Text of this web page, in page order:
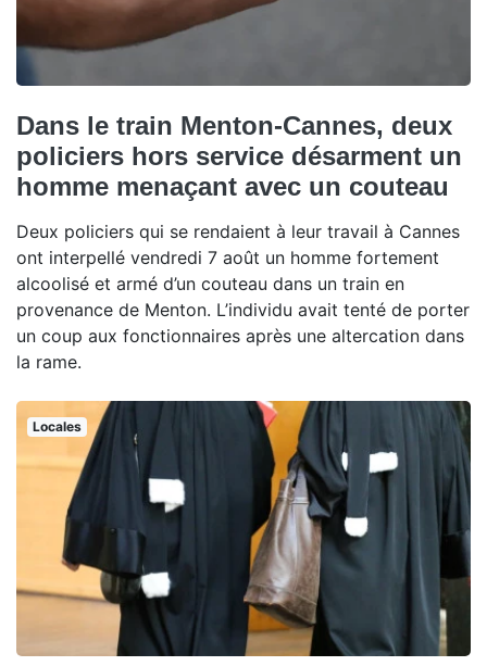
Dans le train Menton-Cannes, deux
policiers hors service désarment un
homme menaçant avec un couteau
Deux policiers qui se rendaient à leur travail à Cannes
ont interpellé vendredi 7 août un homme fortement
alcoolisé et armé d’un couteau dans un train en
provenance de Menton. L’individu avait tenté de porter
un coup aux fonctionnaires après une altercation dans
la rame.
Locales